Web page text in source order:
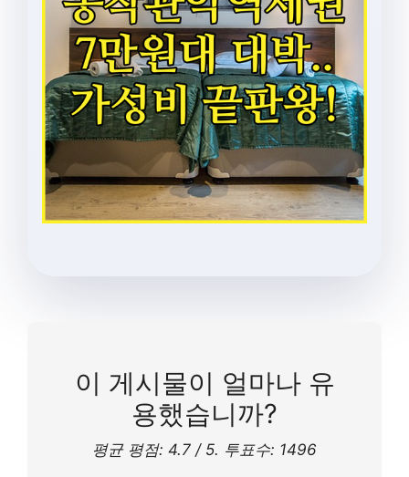
이 게시물이 얼마나 유
용했습니까?
평균 평점: 4.7 / 5. 투표수: 1496